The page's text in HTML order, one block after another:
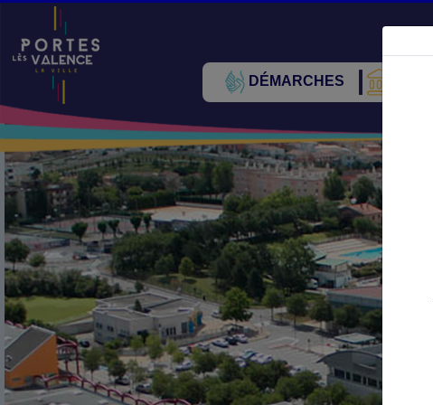
DÉMARCHES
Précédent